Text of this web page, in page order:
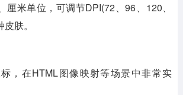
厘米单位，可调节DPI(72、96、120、
肤。
，在HTML图像映射等场景中非常实